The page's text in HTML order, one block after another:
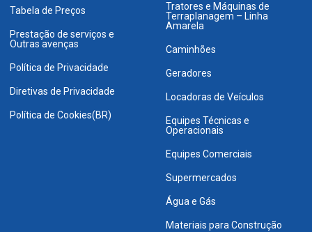
Tabela de Preços
Prestação de serviços e
Outras avenças
Política de Privacidade
Diretivas de Privacidade
Política de Cookies(BR)
Tratores e Máquinas de
Terraplanagem – Linha
Amarela
Caminhões
Geradores
Locadoras de Veículos
Equipes Técnicas e
Operacionais
Equipes Comerciais
Supermercados
Água e Gás
Materiais para Construção